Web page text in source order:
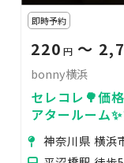
即時予約
220 円 〜
bonny横浜
セレコレ🌳価
アタールーム
💓ゲーム🎮女
神奈川県 横浜